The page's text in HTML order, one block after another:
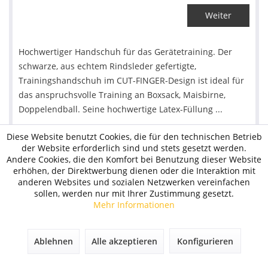
Weiter
Hochwertiger Handschuh für das Gerätetraining. Der
schwarze, aus echtem Rindsleder gefertigte,
Trainingshandschuh im CUT-FINGER-Design ist ideal für
das anspruchsvolle Training an Boxsack, Maisbirne,
Doppelendball. Seine hochwertige Latex-Füllung ...
Box-Tec Boxsackhandschuhe "BSH", Leder
Diese Website benutzt Cookies, die für den technischen Betrieb
der Website erforderlich sind und stets gesetzt werden.
Andere Cookies, die den Komfort bei Benutzung dieser Website
erhöhen, der Direktwerbung dienen oder die Interaktion mit
anderen Websites und sozialen Netzwerken vereinfachen
sollen, werden nur mit Ihrer Zustimmung gesetzt.
Mehr Informationen
Ablehnen Alle akzeptieren Konfigurieren